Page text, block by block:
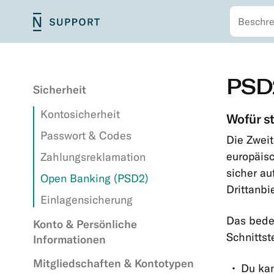
Primäres
Menü
Zum
Hauptinhalt
Suchen
Hauptinhalt
springen
Sicherheit
Kontosicherheit
Passwort & Codes
Zahlungsreklamation
Open Banking (PSD2)
Einlagensicherung
Konto & Persönliche
Informationen
Mitgliedschaften & Kontotypen
Wofür
Die
sicher
Das
Du